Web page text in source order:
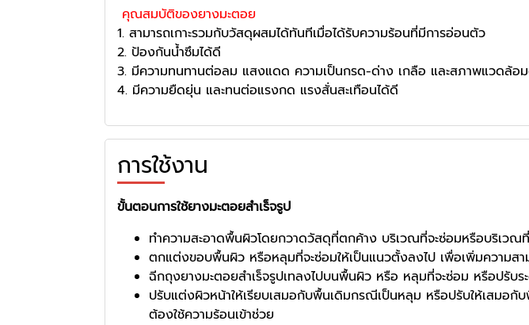
คุณสมบัติของยางมะตอย
1. สามารถเกาะรวมกับวัสดุผสมได้ทันทีเมื่อได้รับความร้อนที่มีการอ่อนตัว
2. ป้องกันน้ำซึมได้ดี
3. มีความทนทานต่อลม แสงแดด ความเป็นกรด-ด่าง เกลือ และสภาพแวดล้อ
4. มีความยืดยุ่น และทนต่อแรงกด แรงสั่นสะเทือนได้ดี
การใช้งาน
ขั้นตอนการใช้ยางมะตอยสำเร็จรูป
ทำความสะอาดพื้นผิวโดยกวาดวัสดุที่ตกค้าง บริเวณที่จะซ่อมหรือบริเวณที่
ตกแต่งขอบพื้นผิว หรือหลุมที่จะซ่อมให้เป็นแนวตั้งลงไป เพื่อเพิ่มความสา
ฉีกถุงยางมะตอยสำเร็จรูปเทลงไปบนพื้นผิว หรือ หลุมที่จะซ่อม หรือปรับร
ปรับแต่งผิวหน้าให้เรียบเสมอกับพื้นเดิมกรณีเป็นหลุม หรือปรับให้เสมอ
ต้องใช้ความร้อนเข้าช่วย